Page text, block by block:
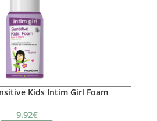
Kids Intim Girl Foam
9.92€